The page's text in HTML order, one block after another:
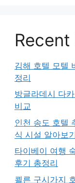
김해 호텔 모텔
정리
방글라데시 다
비교
인천 송도 호텔
식 시설 알아보
타이베이 여행
후기 총정리
쾰른 구시가지